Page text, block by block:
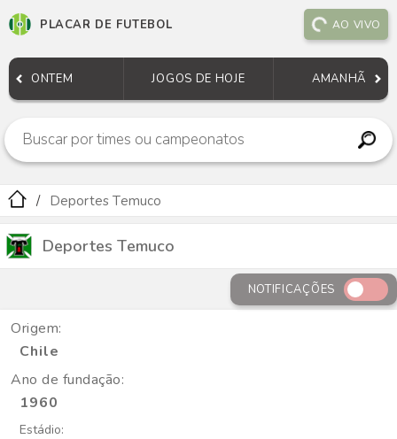
PLACAR DE FUTEBOL AO VIVO
ONTEM JOGOS DE HOJE AMANHÃ
Deportes Temuco
Deportes Temuco
NOTIFICAÇÕES
Origem:
Chile
Ano de fundação:
1960
Estádio: